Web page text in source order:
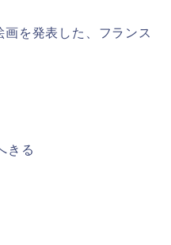
を発表した、フランス
きる